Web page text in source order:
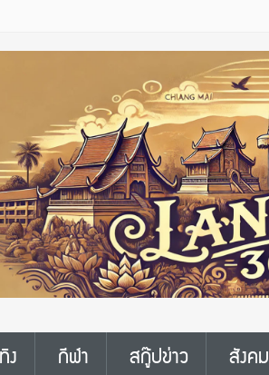
ง กีฬา สกู๊ปข่าว สังคม